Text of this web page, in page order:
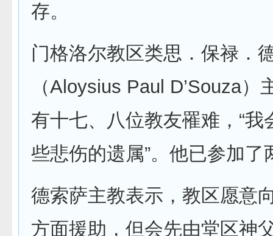
存。
门格洛尔教区类思．保禄．
（Aloysius Paul D’Souza）
有十七、八位教友罹难，“我
些悲伤的遗属”。他已参加了
德索萨主教表示，教区愿意
方面援助，但会先由堂区神